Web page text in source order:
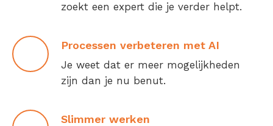
zoekt een expert die je verder helpt.
Processen verbeteren met AI
Je weet dat er meer mogelijkheden
zijn dan je nu benut.
Slimmer werken